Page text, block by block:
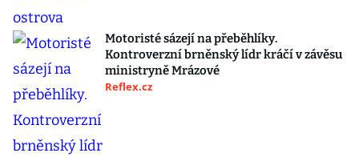
Motoristé sázejí na přeběhlíky.
Kontroverzní brněnský lídr kráčí v závěsu
ministryně Mrázové
Reflex.cz